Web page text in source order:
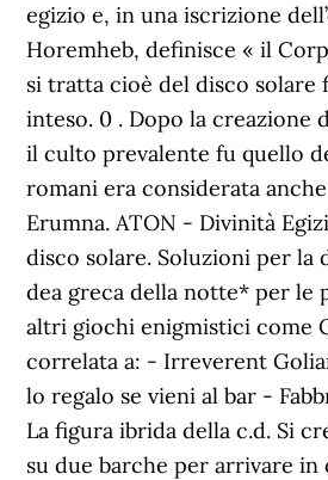
egizio e, in una iscrizione
Horemheb, definisce « il
si tratta cioè del disco solare
inteso. 0 . Dopo la creazione
il culto prevalente fu quello
romani era considerata
Erumna. ATON - Divinità
disco solare. Soluzioni per la
dea greca della notte* per le
altri giochi enigmistici come
correlata a: - Irreverent
lo regalo se vieni al bar -
La figura ibrida della c.d. Si
su due barche per arrivare in